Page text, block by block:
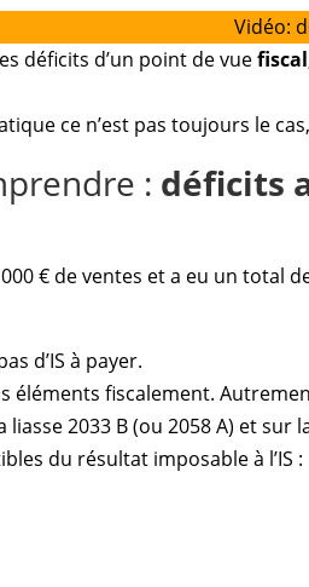
Vidéo:
déficits d’un point de vuefiscal
ce n’est pas toujours le
: déficits
€ de ventes et a eu un total
d’IS à payer.
éléments fiscalement.
2033 B (ou 2058 A) et sur
du résultat imposable à l’IS :